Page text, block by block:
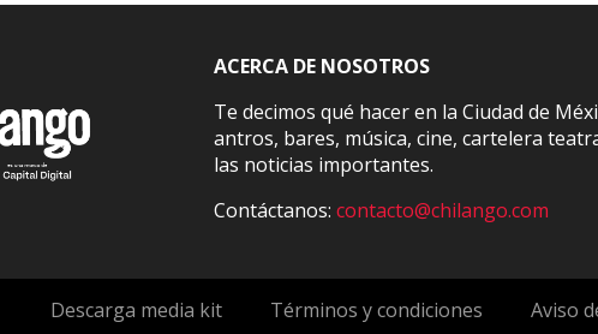
ACERCA DE NOSOTROS
Te decimos qué hacer en la Ciudad de
antros, bares, música, cine, cartelera
las noticias importantes.
Contáctanos:contacto@chilango.com
Descarga media kit Términos y condiciones Aviso